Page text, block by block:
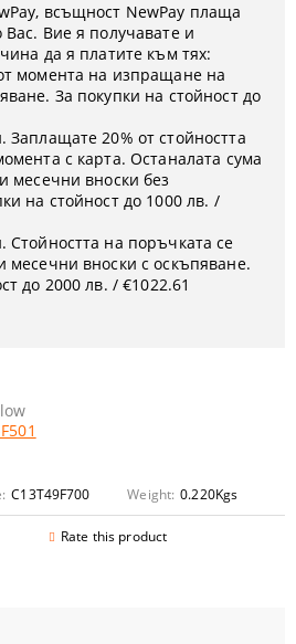
C13T49F700 Weight: 0.220Kgs
Rate this product
всъщност NewPay плаща
Вие я получавате и
да я платите към тях:
момента на изпращане на
За покупки на стойност до
20% от стойността
с карта. Останалата сума
месечни вноски без
на стойност до 1000 лв. /
на поръчката се
месечни вноски с оскъпяване.
до 2000 лв. / €1022.61